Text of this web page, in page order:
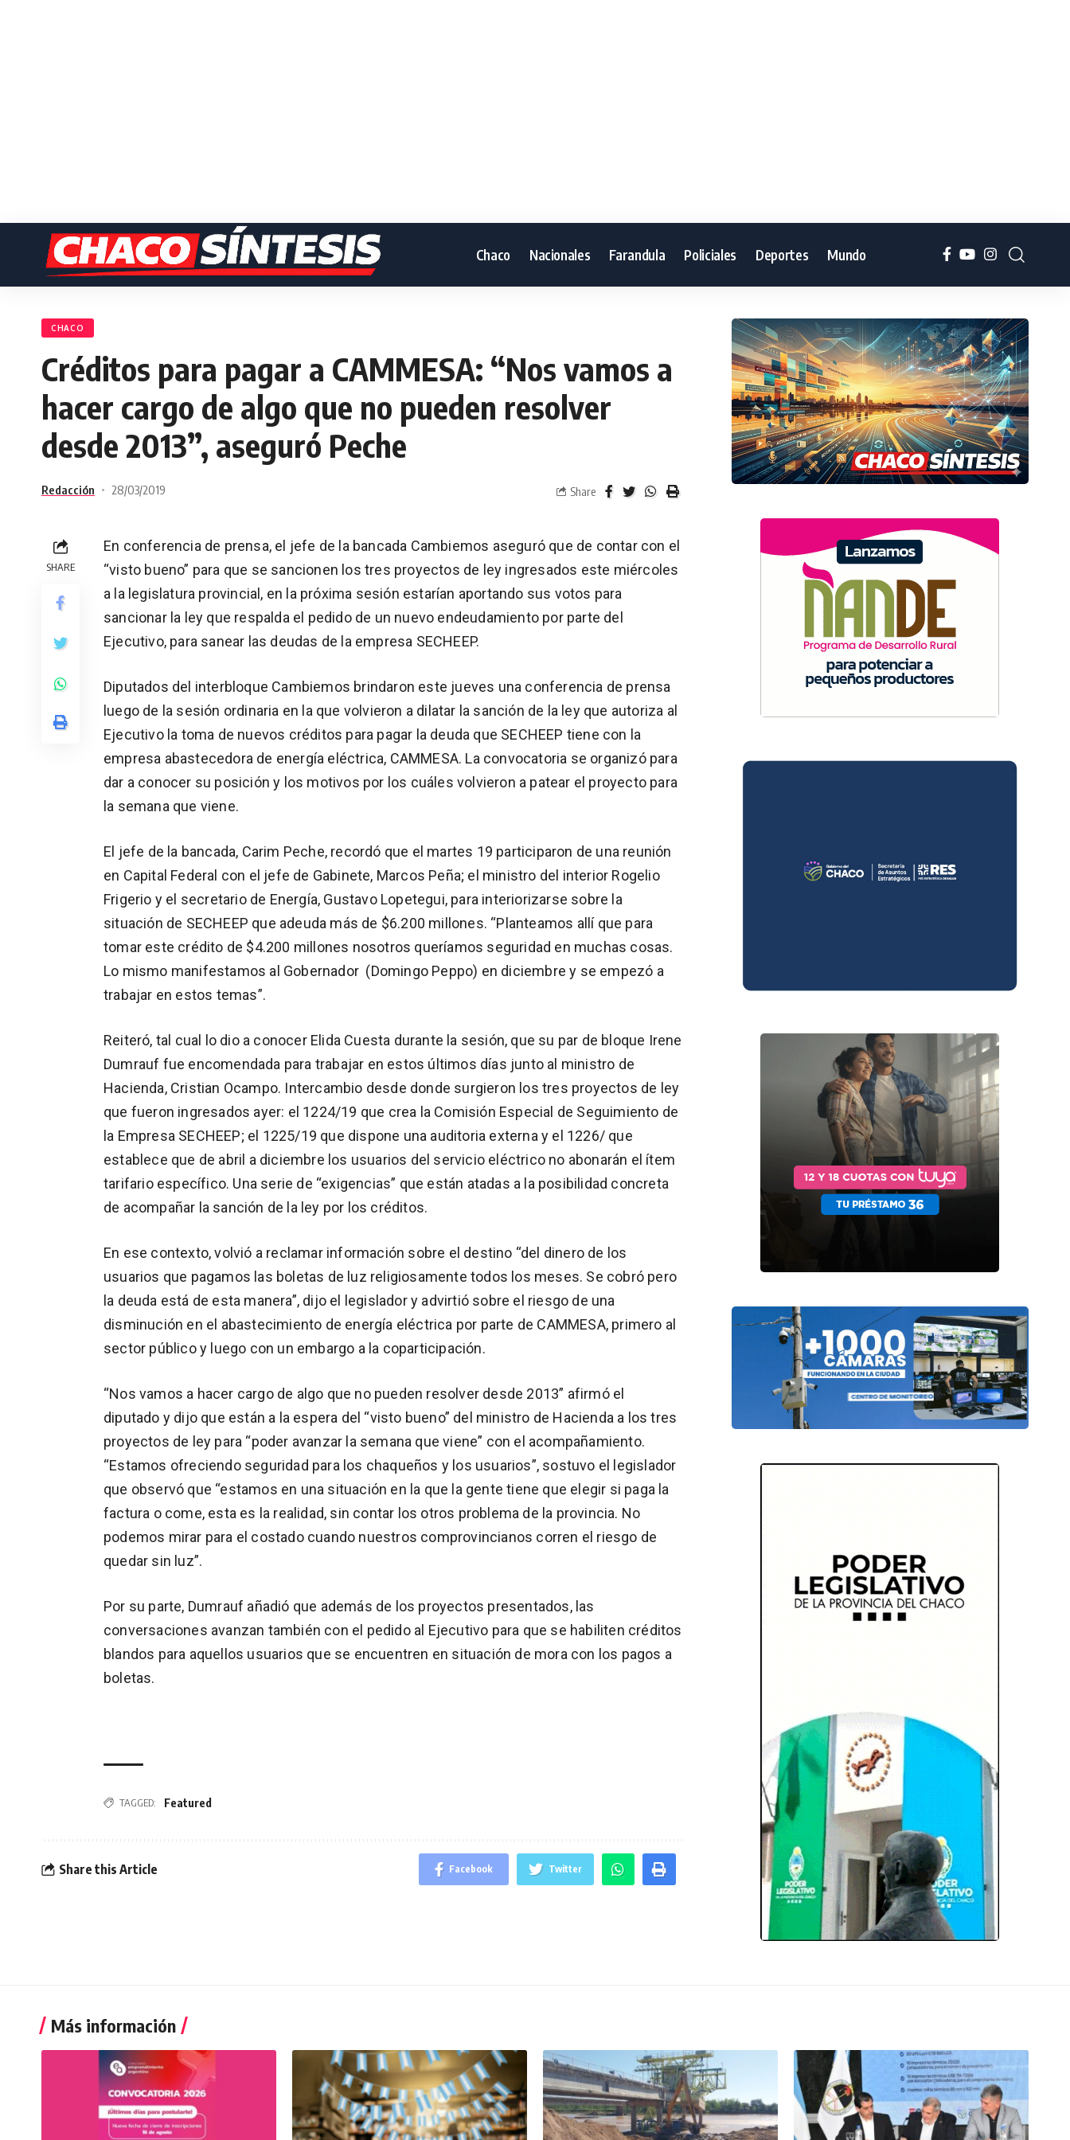
Chaco Nacionales Farandula Policiales Deportes Mundo
CHACO
Créditos para pagar a CAMMESA: “Nos vamos a
hacer cargo de algo que no pueden resolver
desde 2013”, aseguró Peche
Redacción 28/03/2019 Share
SHARE
En conferencia de prensa, el jefe de la bancada Cambiemos aseguró que de contar con el
“visto bueno” para que se sancionen los tres proyectos de ley ingresados este miércoles
a la legislatura provincial, en la próxima sesión estarían aportando sus votos para
sancionar la ley que respalda el pedido de un nuevo endeudamiento por parte del
Ejecutivo, para sanear las deudas de la empresa SECHEEP.
Diputados del interbloque Cambiemos brindaron este jueves una conferencia de prensa
luego de la sesión ordinaria en la que volvieron a dilatar la sanción de la ley que autoriza al
Ejecutivo la toma de nuevos créditos para pagar la deuda que SECHEEP tiene con la
empresa abastecedora de energía eléctrica, CAMMESA. La convocatoria se organizó para
dar a conocer su posición y los motivos por los cuáles volvieron a patear el proyecto para
la semana que viene.
El jefe de la bancada, Carim Peche, recordó que el martes 19 participaron de una reunión
en Capital Federal con el jefe de Gabinete, Marcos Peña; el ministro del interior Rogelio
Frigerio y el secretario de Energía, Gustavo Lopetegui, para interiorizarse sobre la
situación de SECHEEP que adeuda más de $6.200 millones. “Planteamos allí que para
tomar este crédito de $4.200 millones nosotros queríamos seguridad en muchas cosas.
Lo mismo manifestamos al Gobernador (Domingo Peppo) en diciembre y se empezó a
trabajar en estos temas”.
Reiteró, tal cual lo dio a conocer Elida Cuesta durante la sesión, que su par de bloque Irene
Dumrauf fue encomendada para trabajar en estos últimos días junto al ministro de
Hacienda, Cristian Ocampo. Intercambio desde donde surgieron los tres proyectos de ley
que fueron ingresados ayer: el 1224/19 que crea la Comisión Especial de Seguimiento de
la Empresa SECHEEP; el 1225/19 que dispone una auditoria externa y el 1226/ que
establece que de abril a diciembre los usuarios del servicio eléctrico no abonarán el ítem
tarifario específico. Una serie de “exigencias” que están atadas a la posibilidad concreta
de acompañar la sanción de la ley por los créditos.
En ese contexto, volvió a reclamar información sobre el destino “del dinero de los
usuarios que pagamos las boletas de luz religiosamente todos los meses. Se cobró pero
la deuda está de esta manera”, dijo el legislador y advirtió sobre el riesgo de una
disminución en el abastecimiento de energía eléctrica por parte de CAMMESA, primero al
sector público y luego con un embargo a la coparticipación.
“Nos vamos a hacer cargo de algo que no pueden resolver desde 2013” afirmó el
diputado y dijo que están a la espera del “visto bueno” del ministro de Hacienda a los tres
proyectos de ley para “poder avanzar la semana que viene” con el acompañamiento.
“Estamos ofreciendo seguridad para los chaqueños y los usuarios”, sostuvo el legislador
que observó que “estamos en una situación en la que la gente tiene que elegir si paga la
factura o come, esta es la realidad, sin contar los otros problema de la provincia. No
podemos mirar para el costado cuando nuestros comprovincianos corren el riesgo de
quedar sin luz”.
Por su parte, Dumrauf añadió que además de los proyectos presentados, las
conversaciones avanzan también con el pedido al Ejecutivo para que se habiliten créditos
blandos para aquellos usuarios que se encuentren en situación de mora con los pagos a
boletas.
TAGGED: Featured
Share this Article Facebook Twitter
Más información